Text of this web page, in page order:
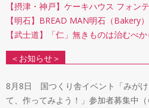
【摂津・神戸】ケーキハウス フォン
【明石】BREAD MAN明石（Bakery）
【武士道】「仁」無きものは治むべ
＜お知らせ＞
8月8日 国つくり舎イベント「みが
て、作ってみよう！」参加者募集中（